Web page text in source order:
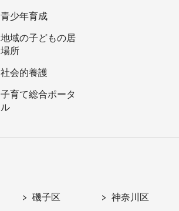
青少年育成
地域の子どもの居
場所
社会的養護
子育て総合ポータ
ル
磯子区 神奈川区